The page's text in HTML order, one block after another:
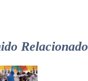
Relacionado